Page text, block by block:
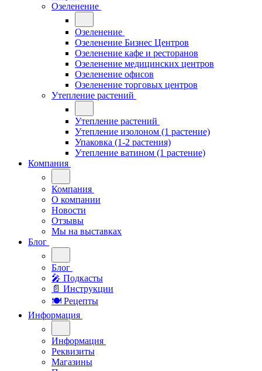
Озеленение
Озеленение
Озеленение Бизнес Центров
Озеленение кафе и ресторанов
Озеленение медицинских центров
Озеленение офисов
Озеленение торговых центров
Утепление растений
Утепление растений
Утепление изолоном (1 растение)
Упаковка (1-2 растения)
Утепление ватином (1 растение)
Компания
Компания
О компании
Новости
Отзывы
Мы на выставках
Блог
Блог
🎤︎︎ Подкасты
📄 Инструкции
🍽 Рецепты
Информация
Информация
Реквизиты
Магазины